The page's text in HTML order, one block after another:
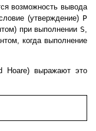
возможность вывода
(утверждение) P
при выполнении S
когда выполнение
Hoare) выражают это